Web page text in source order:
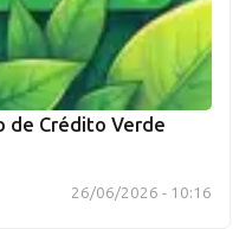
de Crédito Verde
26/06/2026 - 10:16